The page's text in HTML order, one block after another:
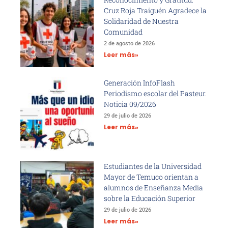
Cruz Roja Traiguén Agradece la
Solidaridad de Nuestra
Comunidad
2 de agosto de 2026
Leer más»
Generación InfoFlash
Periodismo escolar del Pasteur.
Noticia 09/2026
29 de julio de 2026
Leer más»
Estudiantes de la Universidad
Mayor de Temuco orientan a
alumnos de Enseñanza Media
sobre la Educación Superior
29 de julio de 2026
Leer más»